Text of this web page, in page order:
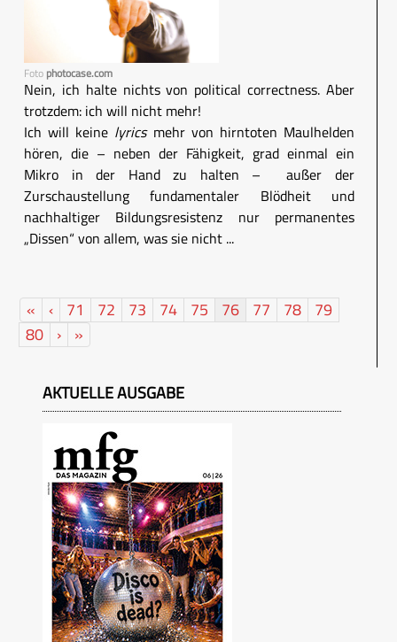
Foto photocase.com
Nein, ich halte nichts von political correctness. Aber
trotzdem: ich will nicht mehr!
Ich will keine lyricsmehr von hirntoten Maulhelden
hören, die – neben der Fähigkeit, grad einmal ein
Mikro in der Hand zu halten – außer der
Zurschaustellung fundamentaler Blödheit und
nachhaltiger Bildungsresistenz nur permanentes
„Dissen“ von allem, was sie nicht ...
« ‹ 71 72 73 74 75 76 77 78 79
80 › »
AKTUELLE AUSGABE